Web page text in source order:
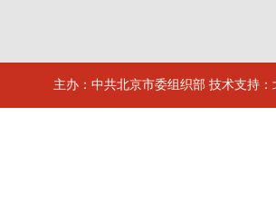
主办：中共北京市委组织部 技术支持